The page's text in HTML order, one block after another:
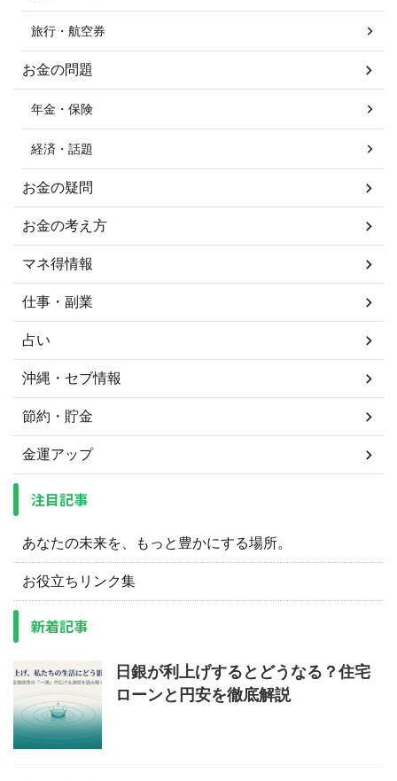
旅行・航空券
お金の問題
年金・保険
経済・話題
お金の疑問
お金の考え方
マネ得情報
仕事・副業
占い
沖縄・セブ情報
節約・貯金
金運アップ
注目記事
あなたの未来を、もっと豊かにする場所。
お役立ちリンク集
新着記事
日銀が利上げするとどうなる？住宅
ローンと円安を徹底解説